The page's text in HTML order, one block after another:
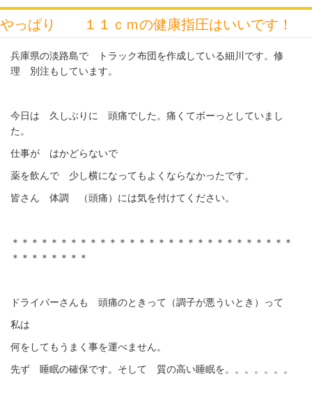
やっぱり １１ｃｍの健康指圧はいいです！
兵庫県の淡路島で トラック布団を作成している細川です。修
理 別注もしています。
今日は 久しぶりに 頭痛でした。痛くてボーっとしていまし
た。
仕事が はかどらないで
薬を飲んで 少し横になってもよくならなかったです。
皆さん 体調 （頭痛）には気を付けてください。
＊＊＊＊＊＊＊＊＊＊＊＊＊＊＊＊＊＊＊＊＊＊＊＊＊＊＊＊＊
＊＊＊＊＊＊＊＊
ドライバーさんも 頭痛のときって（調子が悪ういとき）って
私は
何をしてもうまく事を運べません。
先ず 睡眠の確保です。そして 質の高い睡眠を。。。。。。。